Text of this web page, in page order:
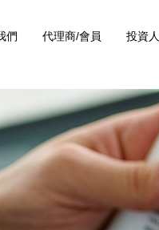
們 代理商/會員 投資